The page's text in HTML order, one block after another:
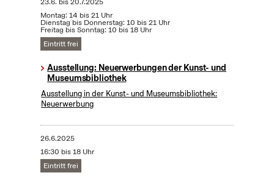
23.6. bis20.7.2025
Montag: 14 bis 21 Uhr
Dienstag bis Donnerstag: 10 bis 21 Uhr
Freitag bis Sonntag: 10 bis 18 Uhr
Eintritt frei
Ausstellung: Neuerwerbungen der Kunst- und
Museumsbibliothek
Ausstellung in der Kunst- und Museumsbibliothek:
Neuerwerbung
26.6.2025
16:30 bis 18 Uhr
Eintritt frei